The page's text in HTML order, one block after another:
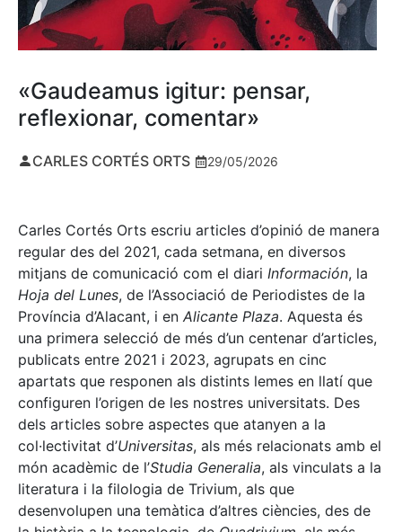
«Gaudeamus igitur: pensar,
reflexionar, comentar»
CARLES CORTÉS ORTS 29/05/2026
Carles Cortés Orts escriu articles d’opinió de manera
regular des del 2021, cada setmana, en diversos
mitjans de comunicació com el diari Información, la
Hoja del Lunes, de l’Associació de Periodistes de la
Província d’Alacant, i en Alicante Plaza. Aquesta és
una primera selecció de més d’un centenar d’articles,
publicats entre 2021 i 2023, agrupats en cinc
apartats que responen als distints lemes en llatí que
configuren l’origen de les nostres universitats. Des
dels articles sobre aspectes que atanyen a la
col·lectivitat d’Universitas, als més relacionats amb el
món acadèmic de l’Studia Generalia, als vinculats a la
literatura i la filologia de Trivium, als que
desenvolupen una temàtica d’altres ciències, des de